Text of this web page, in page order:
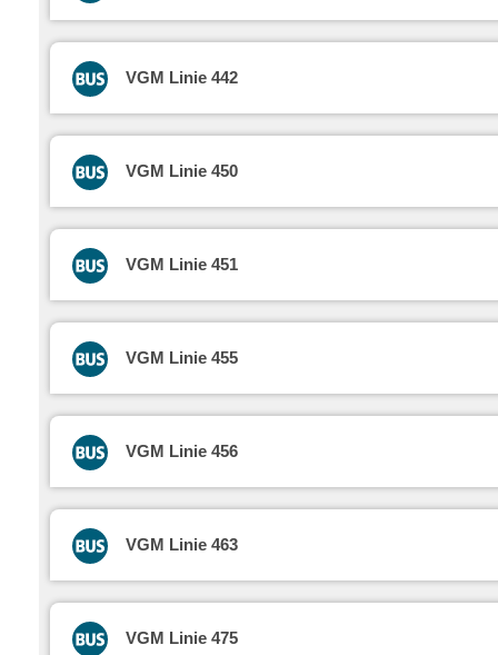
VGM Linie 442
VGM Linie 450
VGM Linie 451
VGM Linie 455
VGM Linie 456
VGM Linie 463
VGM Linie 475